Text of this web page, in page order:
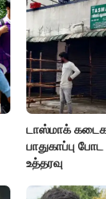
டாஸ்மாக்
பாதுகாப்பு
உத்தரவு